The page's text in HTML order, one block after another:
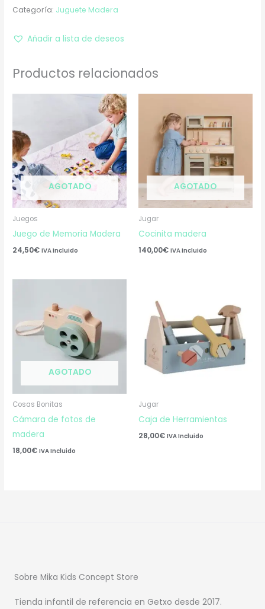
Categoría: Juguete Madera
Añadir a lista de deseos
Productos relacionados
AGOTADO
Juegos
Juego de Memoria Madera
24,50€ IVA Incluido
AGOTADO
Jugar
Cocinita madera
140,00€ IVA Incluido
AGOTADO
Cosas Bonitas
Cámara de fotos de
madera
18,00€ IVA Incluido
Jugar
Caja de Herramientas
28,00€ IVA Incluido
Sobre Mika Kids Concept Store
Tienda infantil de referencia en Getxo desde 2017.